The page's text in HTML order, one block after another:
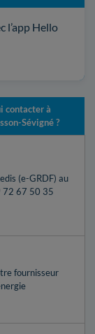
l’app Hello
contacter à
Sévigné ?
(e-GRDF) au
72 67 50 35
fournisseur